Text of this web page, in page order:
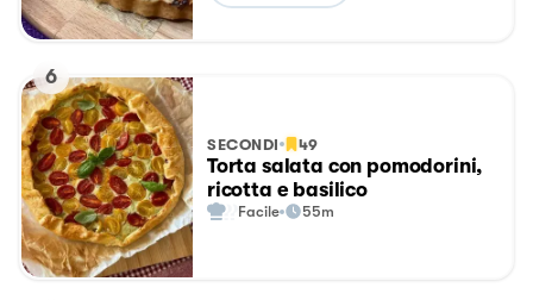
6
SECONDI 49
Torta salata con pomodorini,
ricotta e basilico
Facile 55m